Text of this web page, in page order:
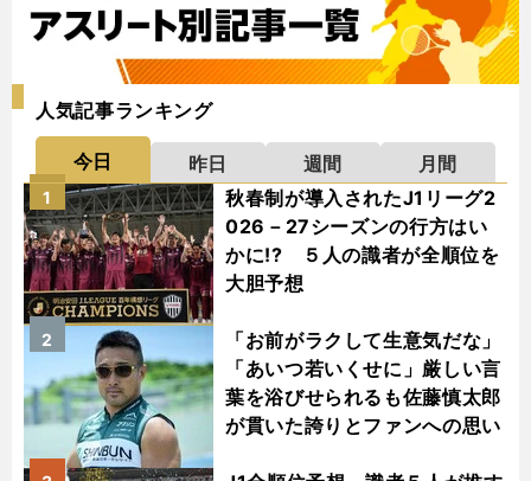
人気記事ランキング
今日 昨日 週間
月間
秋春制が導入されたJ1リーグ2
026－27シーズンの行方はい
かに!? ５人の識者が全順位を
大胆予想
1
「お前がラクして生意気だな」
「あいつ若いくせに」厳しい言
葉を浴びせられるも佐藤慎太郎
が貫いた誇りとファンへの思い
2